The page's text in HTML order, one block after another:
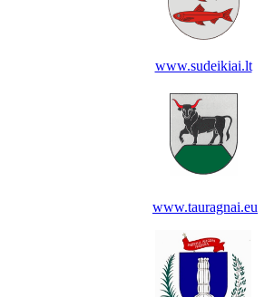
www.sudeikiai.lt
www.tauragnai.eu